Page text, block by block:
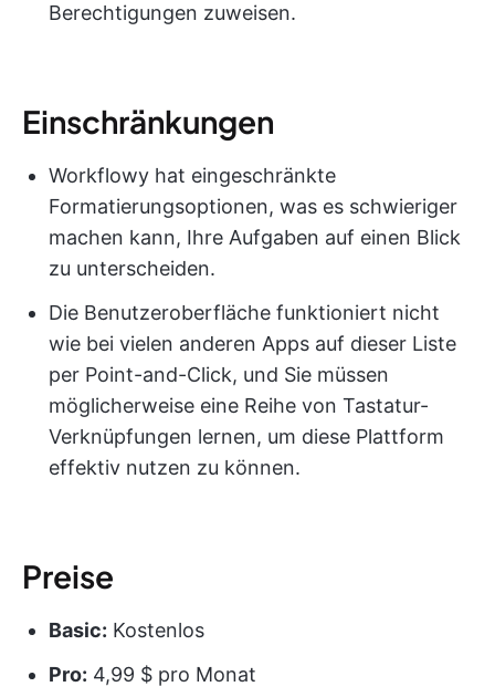
Berechtigungen zuweisen.
Einschränkungen
Workflowy hat eingeschränkte
Formatierungsoptionen, was es schwieriger
machen kann, Ihre Aufgaben auf einen Blick
zu unterscheiden.
Die Benutzeroberfläche funktioniert nicht
wie bei vielen anderen Apps auf dieser Liste
per Point-and-Click, und Sie müssen
möglicherweise eine Reihe von Tastatur-
Verknüpfungen lernen, um diese Plattform
effektiv nutzen zu können.
Preise
Basic: Kostenlos
Pro: 4,99 $ pro Monat